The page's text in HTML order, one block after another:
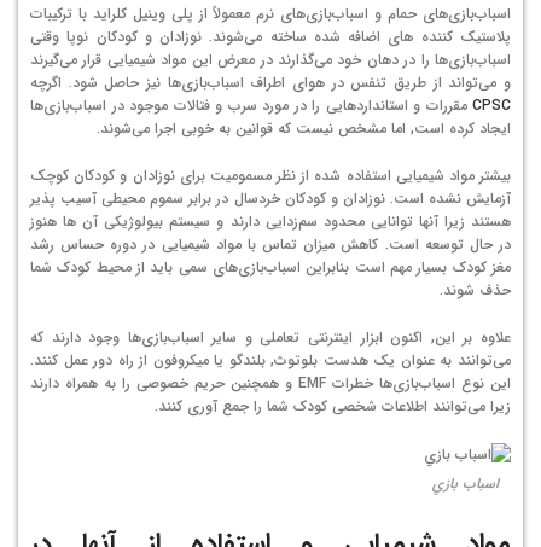
اسباب‌بازی‌های حمام و اسباب‌بازی‌های نرم معمولاً از پلی وینیل کلراید با ترکیبات
پلاستیک کننده های اضافه شده ساخته می‌شوند. نوزادان و کودکان نوپا وقتی
اسباب‌بازی‌ها را در دهان خود می‌گذارند در معرض این مواد شیمیایی قرار می‌گیرند
و می‌تواند از طریق تنفس در هوای اطراف اسباب‌بازی‌ها نیز حاصل شود. اگرچه
CPSC مقررات و استانداردهایی را در مورد سرب و فتالات موجود در اسباب‌بازی‌ها
ایجاد کرده است, اما مشخص نیست که قوانین به خوبی اجرا می‌شوند.
بیشتر مواد شیمیایی استفاده شده از نظر مسمومیت برای نوزادان و کودکان کوچک
آزمایش نشده است. نوزادان و کودکان خردسال در برابر سموم محیطی آسیب پذیر
هستند زیرا آنها توانایی محدود سم‌زدایی دارند و سیستم بیولوژیکی آن ها هنوز
در حال توسعه است. کاهش میزان تماس با مواد شیمیایی در دوره حساس رشد
مغز کودک بسیار مهم است بنابراین اسباب‌بازی‌های سمی باید از محیط کودک شما
حذف شوند.
علاوه بر این, اکنون ابزار اینترنتی تعاملی و سایر اسباب‌بازی‌ها وجود دارند که
می‌توانند به عنوان یک هدست بلوتوث, بلندگو یا میکروفون از راه دور عمل کنند.
این نوع اسباب‌بازی‌ها خطرات EMF و همچنین حریم خصوصی را به همراه دارند
زیرا می‌توانند اطلاعات شخصی کودک شما را جمع آوری کنند.
اسباب بازي